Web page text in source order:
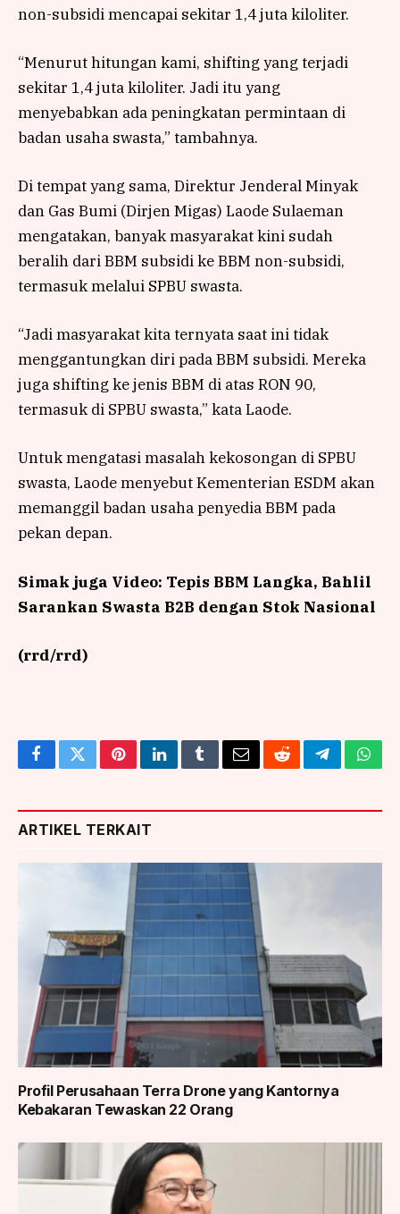
non-subsidi mencapai sekitar 1,4 juta kiloliter.
“Menurut hitungan kami, shifting yang terjadi
sekitar 1,4 juta kiloliter. Jadi itu yang
menyebabkan ada peningkatan permintaan di
badan usaha swasta,” tambahnya.
Di tempat yang sama, Direktur Jenderal Minyak
dan Gas Bumi (Dirjen Migas) Laode Sulaeman
mengatakan, banyak masyarakat kini sudah
beralih dari BBM subsidi ke BBM non-subsidi,
termasuk melalui SPBU swasta.
“Jadi masyarakat kita ternyata saat ini tidak
menggantungkan diri pada BBM subsidi. Mereka
juga shifting ke jenis BBM di atas RON 90,
termasuk di SPBU swasta,” kata Laode.
Untuk mengatasi masalah kekosongan di SPBU
swasta, Laode menyebut Kementerian ESDM akan
memanggil badan usaha penyedia BBM pada
pekan depan.
Simak juga Video: Tepis BBM Langka, Bahlil
Sarankan Swasta B2B dengan Stok Nasional
(rrd/rrd)
FacebookTwitterPinterestLinkedInTumblrEmailRedditTelegram
ARTIKEL TERKAIT
Profil Perusahaan Terra Drone yang Kantornya
Kebakaran Tewaskan 22 Orang